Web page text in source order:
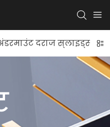
दराज स्लाइड्स